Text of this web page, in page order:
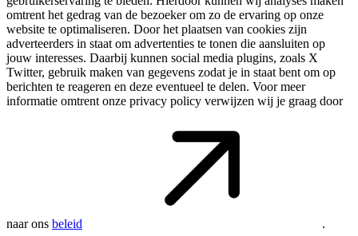
omtrent het gedrag van de bezoeker om zo de ervaring op onze
website te optimaliseren. Door het plaatsen van cookies zijn
adverteerders in staat om advertenties te tonen die aansluiten op
jouw interesses. Daarbij kunnen social media plugins, zoals X
Twitter, gebruik maken van gegevens zodat je in staat bent om op
berichten te reageren en deze eventueel te delen. Voor meer
informatie omtrent onze privacy policy verwijzen wij je graag door
naar ons beleid .